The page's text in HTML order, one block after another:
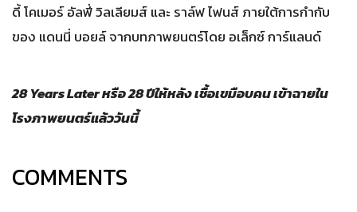
ดี้ โคเมอร์ อัลฟี่ วิลเลียมส์ และ ราล์ฟ ไฟนส์ ภายใต้การกำกับ
ของ แดนนี่ บอยล์ จากบทภาพยนตร์โดย อเล็กซ์ การ์แลนด์
28 Years Later หรือ 28 ปีให้หลัง เชื้อเขมือบคน เข้าฉายใน
โรงภาพยนตร์แล้ววันนี้
COMMENTS